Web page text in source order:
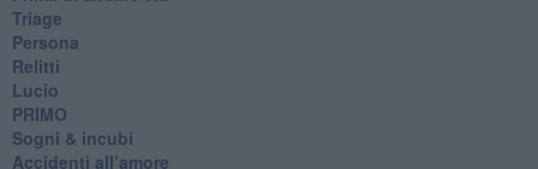
Triage
Persona
Relitti
Lucio
PRIMO
Sogni & incubi
Accidenti all’amore